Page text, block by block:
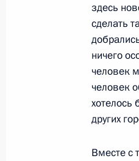
23 января
Начало
и
23 января
здесь
сделать
ничего
человек
человек
хотелось
других
Вместе с